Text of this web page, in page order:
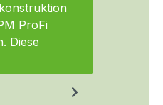
ProFi
Diese